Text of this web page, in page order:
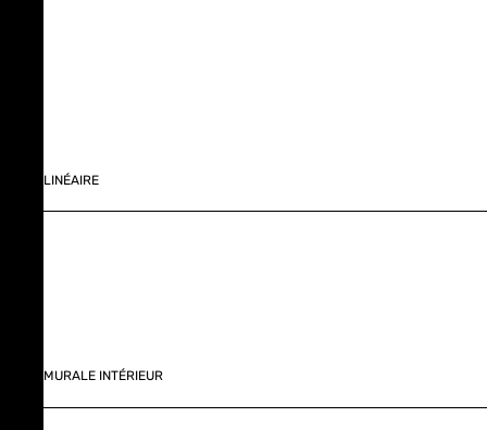
LINÉAIRE
MURALE INTÉRIEUR